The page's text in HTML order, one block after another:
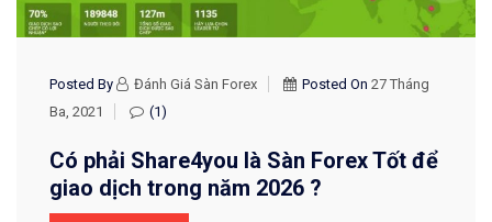
Posted By Đánh Giá Sàn Forex Posted On 27 Tháng
Ba, 2021
(1)
Có phải Share4you là Sàn Forex Tốt để
giao dịch trong năm 2026 ?